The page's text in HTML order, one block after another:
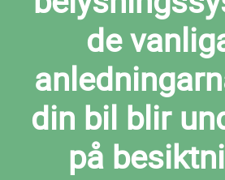
de
din bil blir
på